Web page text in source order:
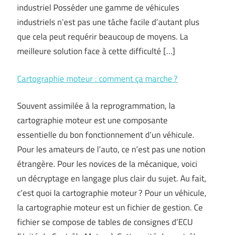
industriel Posséder une gamme de véhicules
industriels n’est pas une tâche facile d’autant plus
que cela peut requérir beaucoup de moyens. La
meilleure solution face à cette difficulté […]
Cartographie moteur : comment ça marche ?
Souvent assimilée à la reprogrammation, la
cartographie moteur est une composante
essentielle du bon fonctionnement d’un véhicule.
Pour les amateurs de l’auto, ce n’est pas une notion
étrangère. Pour les novices de la mécanique, voici
un décryptage en langage plus clair du sujet. Au fait,
c’est quoi la cartographie moteur ? Pour un véhicule,
la cartographie moteur est un fichier de gestion. Ce
fichier se compose de tables de consignes d’ECU